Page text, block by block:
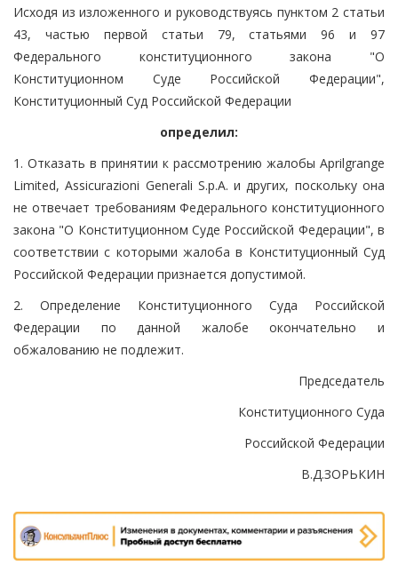
Исходя из изложенного и руководствуясь пунктом 2 статьи
43, частью первой статьи 79, статьями 96 и 97
Федерального конституционного закона "О
Конституционном Суде Российской Федерации",
Конституционный Суд Российской Федерации
определил:
1. Отказать в принятии к рассмотрению жалобы Aprilgrange
Limited, Assicurazioni Generali S.p.A. и других, поскольку она
не отвечает требованиям Федерального конституционного
закона "О Конституционном Суде Российской Федерации", в
соответствии с которыми жалоба в Конституционный Суд
Российской Федерации признается допустимой.
2. Определение Конституционного Суда Российской
Федерации по данной жалобе окончательно и
обжалованию не подлежит.
Председатель
Конституционного Суда
Российской Федерации
В.Д.ЗОРЬКИН